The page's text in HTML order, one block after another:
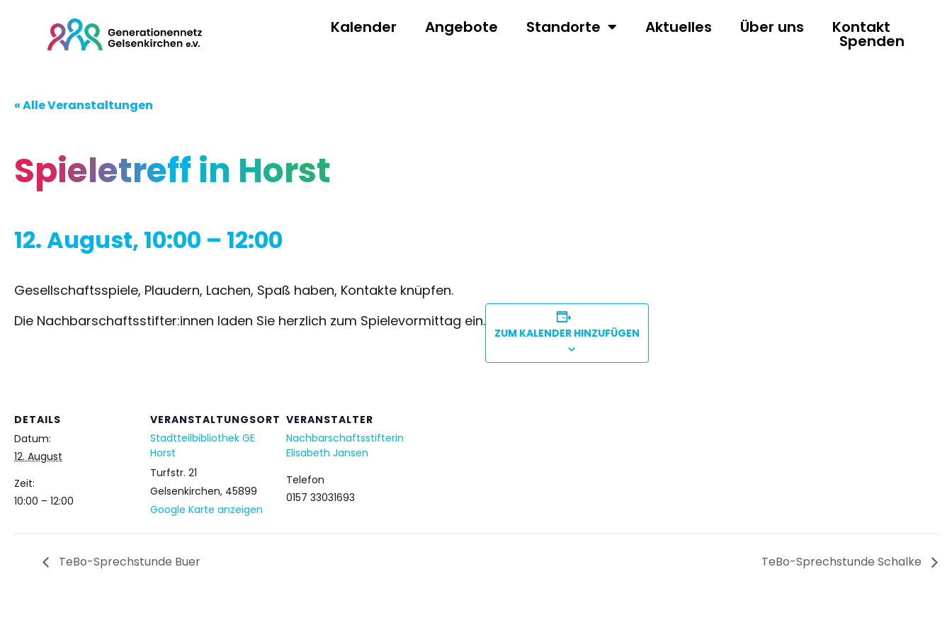
Kalender Angebote Standorte Aktuelles Über uns Kontakt
Spenden
« Alle Veranstaltungen
Spieletreff in Horst
12. August, 10:00 – 12:00
Gesellschaftsspiele, Plaudern, Lachen, Spaß haben, Kontakte knüpfen.
Die Nachbarschaftsstifter:innen laden Sie herzlich zum Spielevormittag ein.
ZUM KALENDER HINZUFÜGEN
DETAILS
Datum:
12. August
Zeit:
10:00 – 12:00
VERANSTALTUNGSORT
Stadtteilbibliothek GE
Horst
Turfstr. 21
Gelsenkirchen, 45899
Google Karte anzeigen
VERANSTALTER
Nachbarschaftsstifterin
Elisabeth Jansen
Telefon
0157 33031693
TeBo-Sprechstunde Buer TeBo-Sprechstunde Schalke